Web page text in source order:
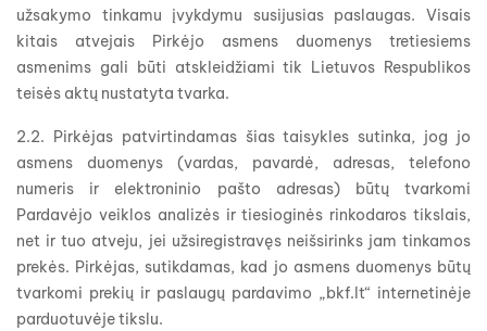
užsakymo tinkamu įvykdymu susijusias paslaugas. Visais
kitais atvejais Pirkėjo asmens duomenys tretiesiems
asmenims gali būti atskleidžiami tik Lietuvos Respublikos
teisės aktų nustatyta tvarka.
2.2. Pirkėjas patvirtindamas šias taisykles sutinka, jog jo
asmens duomenys (vardas, pavardė, adresas, telefono
numeris ir elektroninio pašto adresas) būtų tvarkomi
Pardavėjo veiklos analizės ir tiesioginės rinkodaros tikslais,
net ir tuo atveju, jei užsiregistravęs neišsirinks jam tinkamos
prekės. Pirkėjas, sutikdamas, kad jo asmens duomenys būtų
tvarkomi prekių ir paslaugų pardavimo „bkf.lt“ internetinėje
parduotuvėje tikslu.